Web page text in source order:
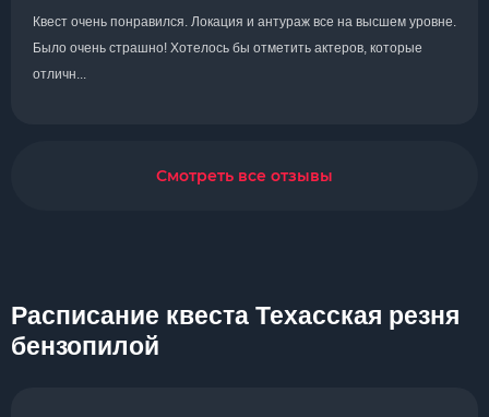
Квест очень понравился. Локация и антураж все на высшем уровне.
Было очень страшно! Хотелось бы отметить актеров, которые
отличн...
Смотреть все отзывы
Расписание квеста Техасская резня
бензопилой